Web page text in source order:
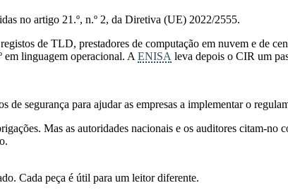
no artigo 21.º, n.º 2, da Diretiva (UE) 2022/2555.
de TLD, prestadores de computação em nuvem e de
em linguagem operacional. A ENISA leva depois o CIR um
de segurança para ajudar as empresas a implementar o
Mas as autoridades nacionais e os auditores citam-no
Cada peça é útil para um leitor diferente.